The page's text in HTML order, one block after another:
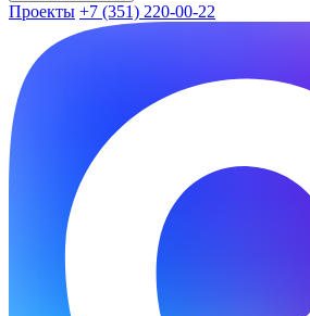
Проекты +7 (351) 220-00-22